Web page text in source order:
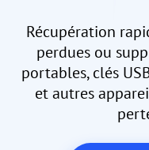
Récupération
perdues ou
portables, clés
et autres